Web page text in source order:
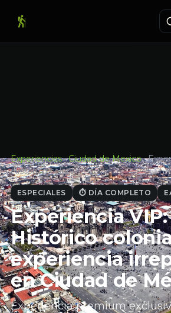
Experiencias · Ciudad de Mexico ·
Histórico coloni…
ESPECIALES ⏱ DÍA COMPLETO
Experiencia
Histórico
experiencia
en Ciudad de
Experiencia premium